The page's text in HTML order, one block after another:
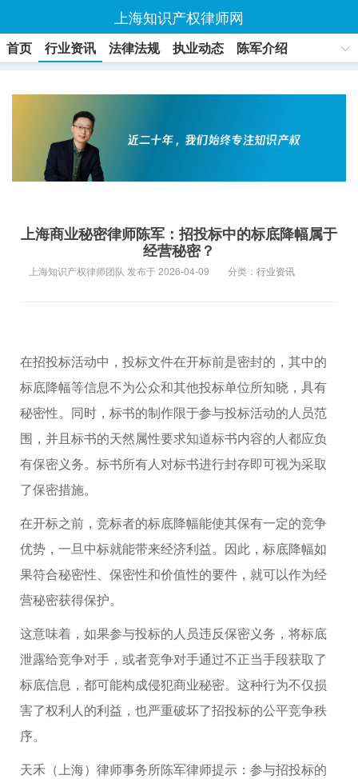
上海知识产权律师网
首页 行业资讯 法律法规 执业动态
陈军介绍
上海商业秘密律师陈军：招投标中的标底降幅属于
经营秘密？
上海知识产权律师团队 发布于 2026-04-09 分类： 行业资讯
在招投标活动中，投标文件在开标前是密封的，其中的
标底降幅等信息不为公众和其他投标单位所知晓，具有
秘密性。同时，标书的制作限于参与投标活动的人员范
围，并且标书的天然属性要求知道标书内容的人都应负
有保密义务。标书所有人对标书进行封存即可视为采取
了保密措施。
在开标之前，竞标者的标底降幅能使其保有一定的竞争
优势，一旦中标就能带来经济利益。因此，标底降幅如
果符合秘密性、保密性和价值性的要件，就可以作为经
营秘密获得保护。
这意味着，如果参与投标的人员违反保密义务，将标底
泄露给竞争对手，或者竞争对手通过不正当手段获取了
标底信息，都可能构成侵犯商业秘密。这种行为不仅损
害了权利人的利益，也严重破坏了招投标的公平竞争秩
序。
天禾（上海）律师事务所陈军律师提示：参与招投标的